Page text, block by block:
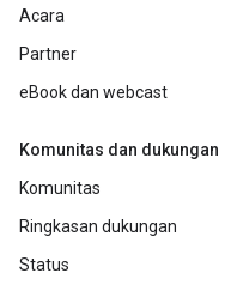
Acara
Partner
eBook dan webcast
Komunitas dan dukungan
Komunitas
Ringkasan dukungan
Status